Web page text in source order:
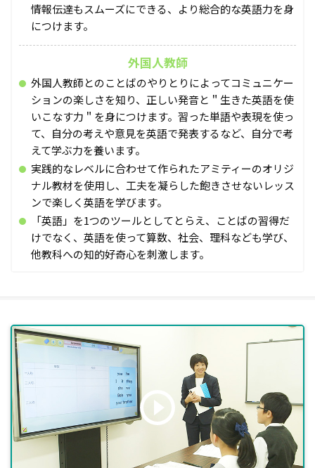
情報伝達もスムーズにできる、より総合的な英語力を身
につけます。
外国人教師
外国人教師とのことばのやりとりによってコミュニケー
ションの楽しさを知り、正しい発音と＂生きた英語を使
いこなす力＂を身につけます。習った単語や表現を使っ
て、自分の考えや意見を英語で発表するなど、自分で考
えて学ぶ力を養います。
実践的なレベルに合わせて作られたアミティーのオリジ
ナル教材を使用し、工夫を凝らした飽きさせないレッス
ンで楽しく英語を学びます。
「英語」を1つのツールとしてとらえ、ことばの習得だ
けでなく、英語を使って算数、社会、理科なども学び、
他教科への知的好奇心を刺激します。